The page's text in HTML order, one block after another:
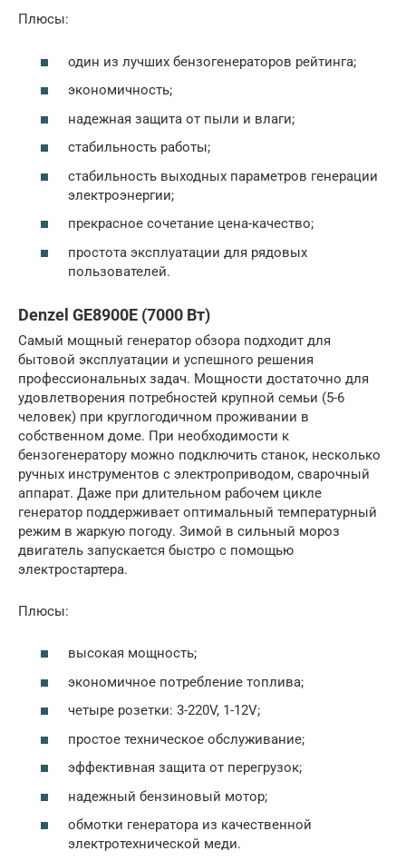
Плюсы:
один из лучших бензогенераторов рейтинга;
экономичность;
надежная защита от пыли и влаги;
стабильность работы;
стабильность выходных параметров генерации
электроэнергии;
прекрасное сочетание цена-качество;
простота эксплуатации для рядовых
пользователей.
Denzel GE8900E (7000 Вт)
Самый мощный генератор обзора подходит для
бытовой эксплуатации и успешного решения
профессиональных задач. Мощности достаточно для
удовлетворения потребностей крупной семьи (5-6
человек) при круглогодичном проживании в
собственном доме. При необходимости к
бензогенератору можно подключить станок, несколько
ручных инструментов с электроприводом, сварочный
аппарат. Даже при длительном рабочем цикле
генератор поддерживает оптимальный температурный
режим в жаркую погоду. Зимой в сильный мороз
двигатель запускается быстро с помощью
электростартера.
Плюсы:
высокая мощность;
экономичное потребление топлива;
четыре розетки: 3-220V, 1-12V;
простое техническое обслуживание;
эффективная защита от перегрузок;
надежный бензиновый мотор;
обмотки генератора из качественной
электротехнической меди.